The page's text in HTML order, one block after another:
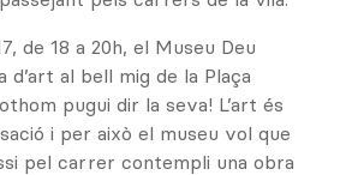
de 18 a 20h, el Museu Deu
d’art al bell mig de la Plaça
pugui dir la seva! L’art és
i per això el museu vol que
pel carrer contempli una obra